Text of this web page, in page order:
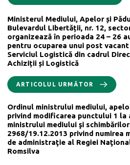
Ministerul Mediului, Apelor și
Bulevardul Libertății, nr. 12,
organizează în perioada 24 – 26
pentru ocuparea unui post vacant
Serviciul Logistică din cadrul
Achiziții și Logistică
ARTICOLUL URMĂTOR
Ordinul ministrului mediului,
privind modificarea punctului 1
ministrului mediului şi
2968/19.12.2013 privind numirea
de administraţie al Regiei
Romsilva